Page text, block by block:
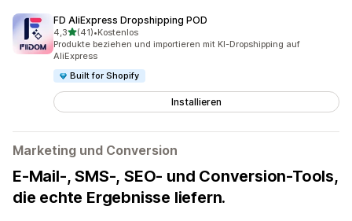
FD AliExpress Dropshipping POD
4,3von 5 Sternen
(41)
41 Rezensionen insgesamt
•Kostenlos
Produkte beziehen und importieren mit KI-Dropshipping auf
AliExpress
Built for Shopify
Installieren
Marketing und Conversion
E-Mail-, SMS-, SEO- und Conversion-Tools,
die echte Ergebnisse liefern.